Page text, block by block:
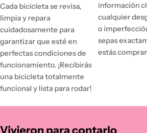
Cada bicicleta se revisa,
limpia y repara
cuidadosamente para
garantizar que esté en
perfectas condiciones de
funcionamiento. ¡Recibirás
una bicicleta totalmente
funcional y lista para rodar!
información
cualquier
o
sepas
estás
Vivieron para contarlo